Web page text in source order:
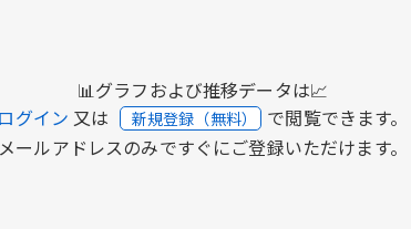
📊グラフおよび推移データは📈
ログイン 又は 新規登録（無料） で閲覧できます。
メールアドレスのみですぐにご登録いただけます。